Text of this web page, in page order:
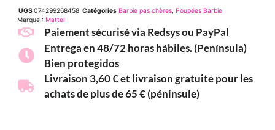
UGS074299268458 Catégories Barbie pas chères, Poupées Barbie
Marque : Mattel
Paiement sécurisé via Redsys ou PayPal
Entrega en 48/72 horas hábiles. (Península)
Bien protegidos
Livraison 3,60 € et livraison gratuite pour les
achats de plus de 65 € (péninsule)